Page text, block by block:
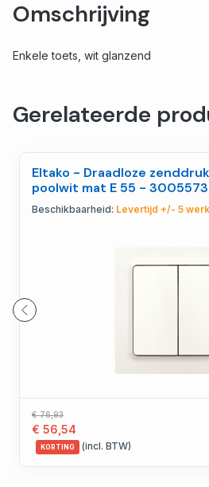
Omschrijving
Enkele toets, wit glanzend
Gerelateerde
Eltako - Draadloze
poolwit mat E 55 -
Beschikbaarheid: Levertijd +/- 5
€ 76,93
€ 56,54
KORTING (incl. BTW)